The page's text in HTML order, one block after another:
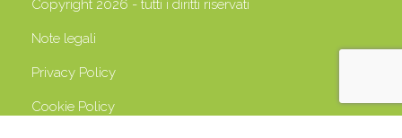
Copyright 2026 - tutti i diritti riservati
Note legali
Privacy Policy
Cookie Policy